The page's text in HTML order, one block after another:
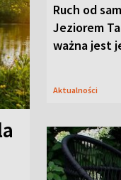
Ruch od
Jeziorem
ważna jest
Aktualności